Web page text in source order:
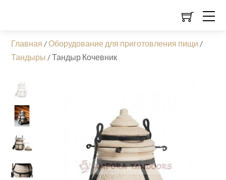
Главная /Оборудование для приготовления пищи /
Тандыры /Тандыр Кочевник